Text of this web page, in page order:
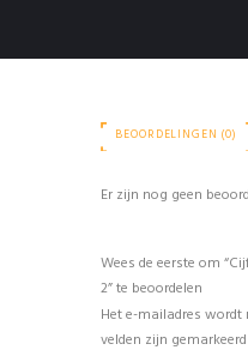
BEOORDELINGEN (0)
Er zijn nog geen
Wees de eerste om
2” te beoordelen
Het e-mailadres wordt
velden zijn